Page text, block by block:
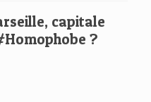
capitale
?